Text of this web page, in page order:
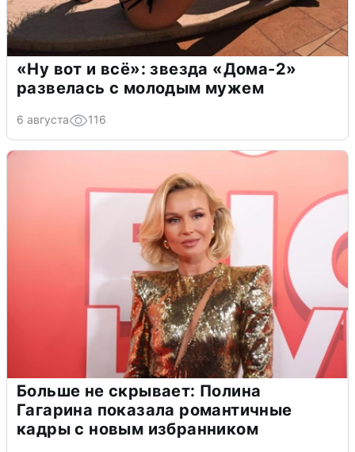
«Ну вот и всё»: звезда «Дома-2»
развелась с молодым мужем
6 августа 116
Больше не скрывает: Полина
Гагарина показала романтичные
кадры с новым избранником